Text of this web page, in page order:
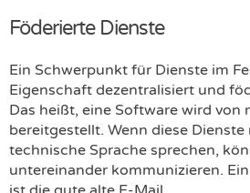
Föderierte Dienste
Ein Schwerpunkt für Dienste im
Eigenschaft dezentralisiert und
Das heißt, eine Software wird von
bereitgestellt. Wenn diese
technische Sprache sprechen,
untereinander kommunizieren.